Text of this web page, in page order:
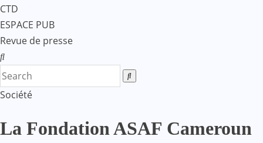
CTD
ESPACE PUB
Revue de presse
Société
La Fondation ASAF Cameroun